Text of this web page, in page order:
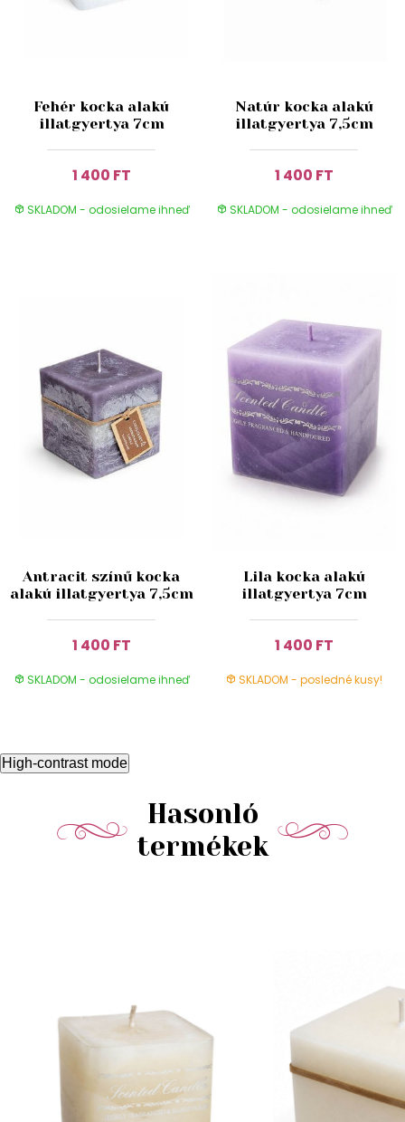
Fehér kocka alakú
illatgyertya 7cm
1 400 FT
SKLADOM - odosielame ihneď
Natúr kocka alakú
illatgyertya 7,5cm
1 400 FT
SKLADOM - odosielame ihneď
Antracit színű kocka
alakú illatgyertya 7,5cm
1 400 FT
SKLADOM - odosielame ihneď
Lila kocka alakú
illatgyertya 7cm
1 400 FT
SKLADOM - posledné kusy!
High-contrast mode
Hasonló
termékek